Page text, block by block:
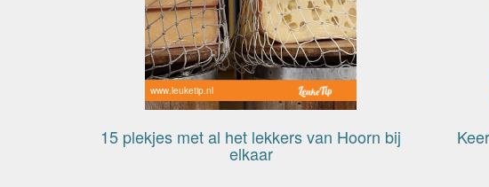
www.leuketip.nl
15 plekjes met al het lekkers van Hoorn bij
elkaar